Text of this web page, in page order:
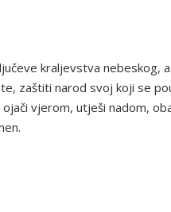
kraljevstva nebeskog,
zaštiti narod svoj koji se
vjerom, utješi nadom,